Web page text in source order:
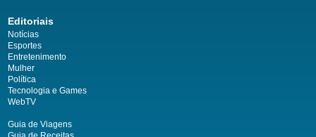
Editoriais
Notícias
Esportes
Entretenimento
Mulher
Política
Tecnologia e Games
WebTV
Guia de Viagens